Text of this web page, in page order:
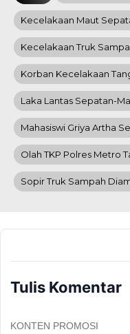
Kecelakaan Maut
Kecelakaan Truk
Korban Kecelakaan
Laka Lantas Sepatan-
Mahasiswi Griya Artha
Olah TKP Polres Metro
Sopir Truk Sampah
Tulis Komentar